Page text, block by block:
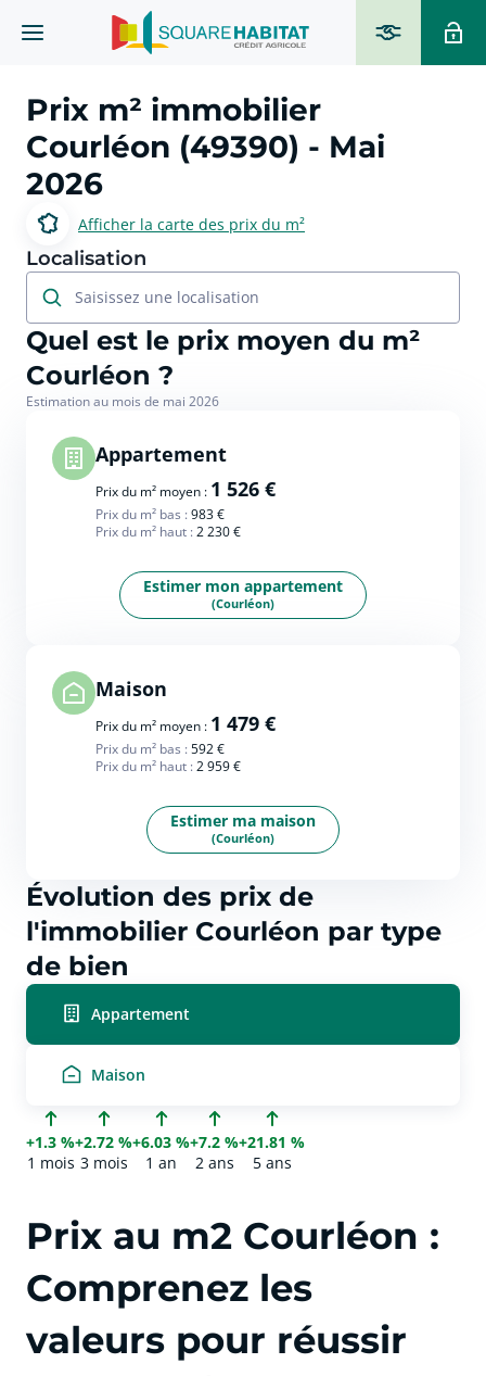
Prix m² immobilier
Courléon (49390) - Mai
2026
Afficher la carte des prix du m²
Localisation
Saisissez une localisation
Quel est le prix moyen du m²
Courléon ?
Estimation au mois de mai 2026
Appartement
Prix du m² moyen : 1 526 €
Prix du m² bas :983 €
Prix du m² haut :2 230 €
Estimer mon appartement
(Courléon)
Maison
Prix du m² moyen : 1 479 €
Prix du m² bas :592 €
Prix du m² haut :2 959 €
Estimer ma maison
(Courléon)
Évolution des prix de
l'immobilier Courléon par type
de bien
Appartement
Maison
+1.3 %
1 mois
+2.72 %
3 mois
+6.03 %
1 an
+7.2 %
2 ans
+21.81 %
5 ans
Prix au m2 Courléon :
Comprenez les
valeurs pour réussir